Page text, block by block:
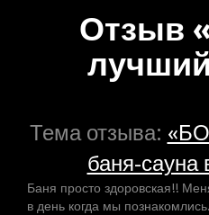
Отзыв
Тема отзыва:
баня-сауна
Баня просто здоровская!!
в день когда мы